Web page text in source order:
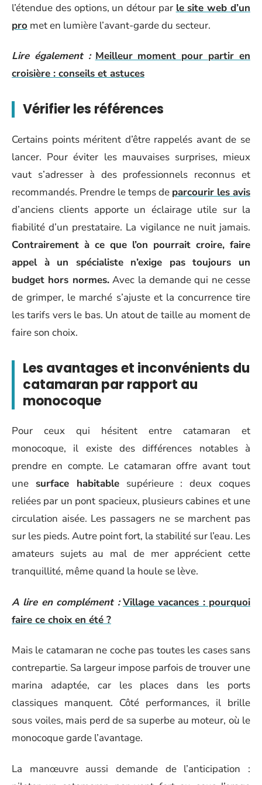
l’étendue des options, un détour par le site web d’un
pro met en lumière l’avant-garde du secteur.
Lire également : Meilleur moment pour partir en
croisière : conseils et astuces
Vérifier les références
Certains points méritent d’être rappelés avant de se
lancer. Pour éviter les mauvaises surprises, mieux
vaut s’adresser à des professionnels reconnus et
recommandés. Prendre le temps de parcourir les avis
d’anciens clients apporte un éclairage utile sur la
fiabilité d’un prestataire. La vigilance ne nuit jamais.
Contrairement à ce que l’on pourrait croire, faire
appel à un spécialiste n’exige pas toujours un
budget hors normes.Avec la demande qui ne cesse
de grimper, le marché s’ajuste et la concurrence tire
les tarifs vers le bas. Un atout de taille au moment de
faire son choix.
Les avantages et inconvénients du
catamaran par rapport au
monocoque
Pour ceux qui hésitent entre catamaran et
monocoque, il existe des différences notables à
prendre en compte. Le catamaran offre avant tout
une surface habitablesupérieure : deux coques
reliées par un pont spacieux, plusieurs cabines et une
circulation aisée. Les passagers ne se marchent pas
sur les pieds. Autre point fort, la stabilité sur l’eau. Les
amateurs sujets au mal de mer apprécient cette
tranquillité, même quand la houle se lève.
A lire en complément : Village vacances : pourquoi
faire ce choix en été ?
Mais le catamaran ne coche pas toutes les cases sans
contrepartie. Sa largeur impose parfois de trouver une
marina adaptée, car les places dans les ports
classiques manquent. Côté performances, il brille
sous voiles, mais perd de sa superbe au moteur, où le
monocoque garde l’avantage.
La manœuvre aussi demande de l’anticipation :